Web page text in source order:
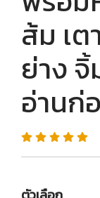
ส้ม เต
ย่าง
อ่านก่